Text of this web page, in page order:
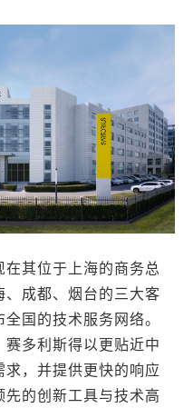
其位于上海的商务总
成都、烟台的三大客
国的技术服务网络。
多利斯得以更贴近中
，并提供更快的响应
的创新工具与技术高